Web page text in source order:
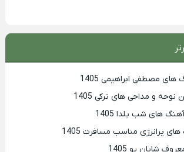
مصطفی ابراهیمی 1405
و مداحی های ترکی 1405
های شب یلدا 1405
پرانرژی مناسب مسافرت 1405
شایان یو 1405